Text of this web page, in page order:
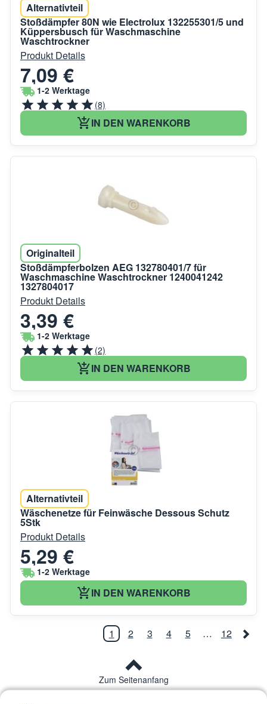
Alternativteil
Stoßdämpfer 80N wie Electrolux 132255301/5 und
Küppersbusch für Waschmaschine
Waschtrockner
Produkt Details
7,09 €
1-2 Werktage
(8)
IN DEN WARENKORB
Originalteil
Stoßdämpferbolzen AEG 132780401/7 für
Waschmaschine Waschtrockner 1240041242
1327804017
Produkt Details
3,39 €
1-2 Werktage
(2)
IN DEN WARENKORB
Alternativteil
Wäschenetze für Feinwäsche Dessous Schutz
5Stk
Produkt Details
5,29 €
1-2 Werktage
IN DEN WARENKORB
1 2 3 4 5 … 12
Zum Seitenanfang